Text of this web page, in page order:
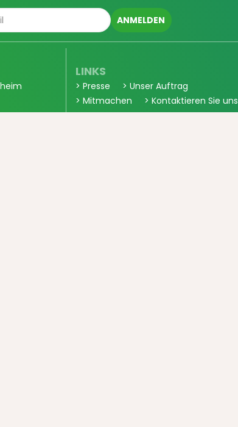
LINKS
> Presse
> Unser Auftrag
> Mitmachen
> Kontaktieren Sie uns
> Partner